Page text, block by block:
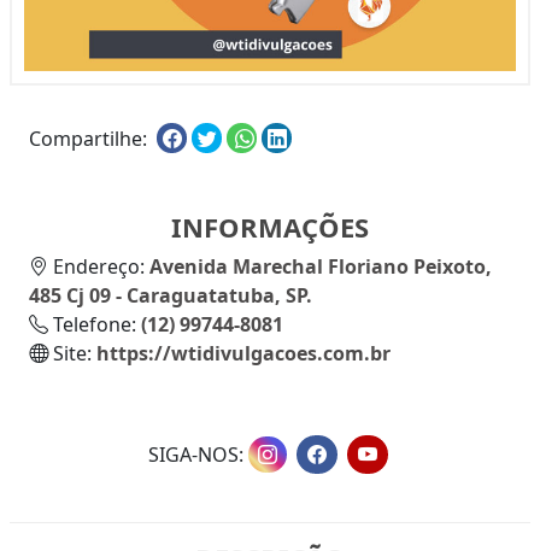
Compartilhe:
INFORMAÇÕES
Endereço: Avenida Marechal Floriano Peixoto,
485 Cj 09 - Caraguatatuba, SP.
Telefone: (12) 99744-8081
Site: https://wtidivulgacoes.com.br
SIGA-NOS: